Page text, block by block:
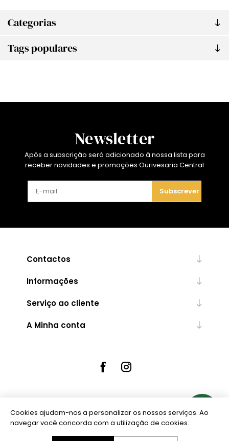
Categorias
Tags populares
Newsletter
Após a subscrição será adicionado à nossa lista para
receber novidades e promoções Ourivesaria Central
Subscrever
Contactos
Informações
Serviço ao cliente
A Minha conta
Powered bynopCommerce
Cookies ajudam-nos a personalizar os nossos serviços. Ao
navegar você concorda com a utilização de cookies.